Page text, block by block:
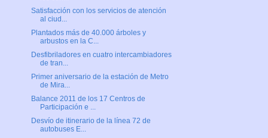
Satisfacción con los servicios de atención
al ciud...
Plantados más de 40.000 árboles y
arbustos en la C...
Desfibriladores en cuatro intercambiadores
de tran...
Primer aniversario de la estación de Metro
de Mira...
Balance 2011 de los 17 Centros de
Participación e ...
Desvío de itinerario de la línea 72 de
autobuses E...